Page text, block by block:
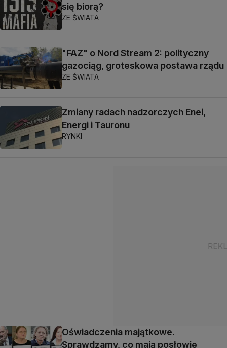
się biorą?
ZE ŚWIATA
"FAZ" o Nord Stream 2: polityczny
gazociąg, groteskowa postawa rządu
ZE ŚWIATA
Zmiany radach nadzorczych Enei,
Energi i Tauronu
RYNKI
Oświadczenia majątkowe.
Sprawdzamy, co mają posłowie